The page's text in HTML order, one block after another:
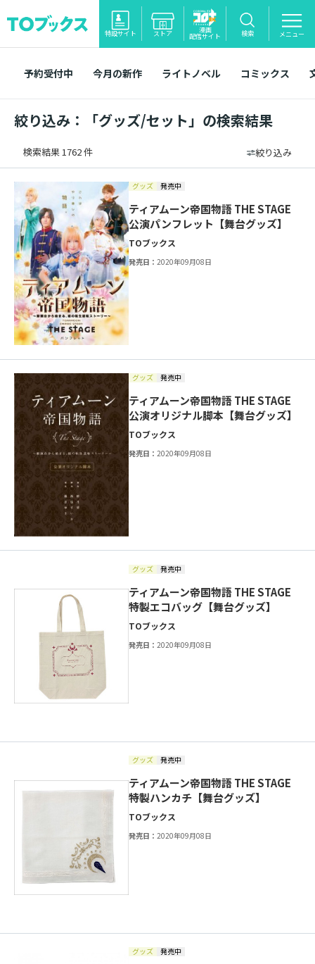
特設サイト ストア 漫画
配信サイト 検索 メニュー
予約受付中 今月の新作 ライトノベル コミックス
絞り込み：「グッズ/セット」の検索結果
検索結果 1762 件 絞り込み
グッズ 発売中
ティアムーン帝国物語 THE STAGE
公演パンフレット【舞台グッズ】
TOブックス
発売日：2020年09月08日
グッズ 発売中
ティアムーン帝国物語 THE STAGE
公演オリジナル脚本【舞台グッズ】
TOブックス
発売日：2020年09月08日
グッズ 発売中
ティアムーン帝国物語 THE STAGE
特製エコバッグ【舞台グッズ】
TOブックス
発売日：2020年09月08日
グッズ 発売中
ティアムーン帝国物語 THE STAGE
特製ハンカチ【舞台グッズ】
TOブックス
発売日：2020年09月08日
グッズ 発売中